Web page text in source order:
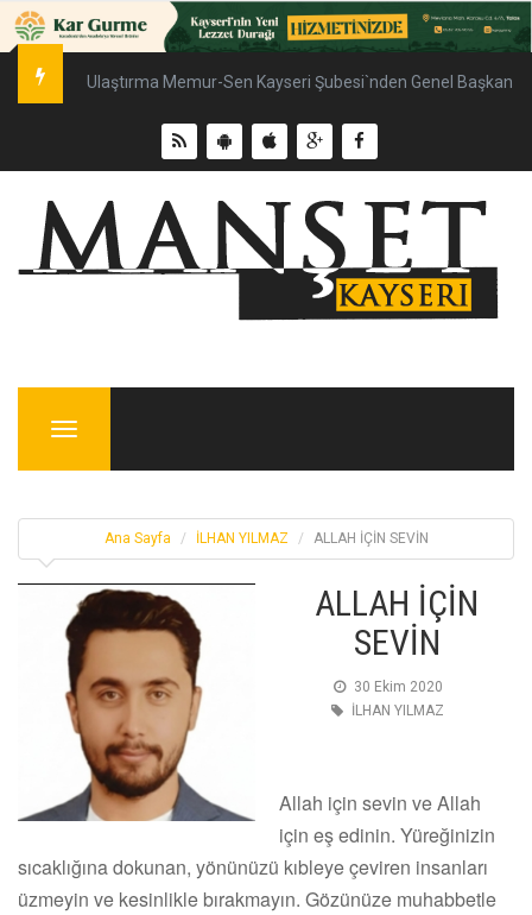
Ulaştırma Memur-Sen Kayseri Şubesi`nden Genel Başkan
Menu
Ana Sayfa İLHAN YILMAZ ALLAH İÇİN SEVİN
ALLAH İÇİN
SEVİN
30 Ekim 2020
İLHAN YILMAZ
Allah için sevin ve Allah
için eş edinin. Yüreğinizin
sıcaklığına dokunan, yönünüzü kıbleye çeviren insanları
üzmeyin ve kesinlikle bırakmayın. Gözünüze muhabbetle